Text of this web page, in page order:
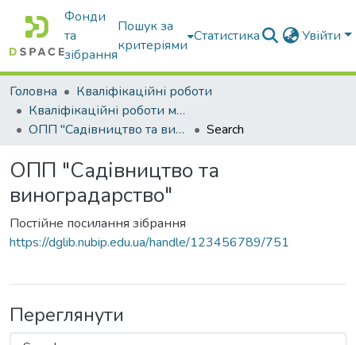
Фонди
та
зібрання
Пошук за
критеріями
Статистика Увійти
Головна
Кваліфікаційні роботи
Кваліфікаційні роботи магістрів
ОПП "Садівництво та виноградарство"
Search
ОПП "Садівництво та
виноградарство"
Постійне посилання зібрання
https://dglib.nubip.edu.ua/handle/123456789/751
Переглянути